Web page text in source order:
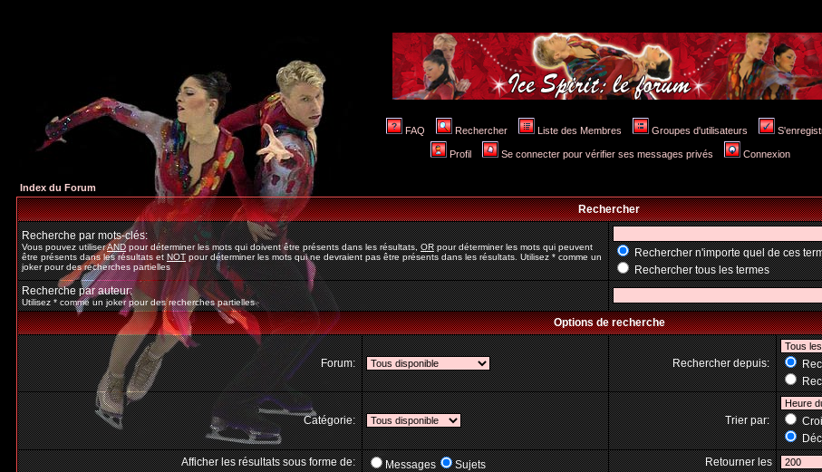
FAQ Rechercher Liste des Membres Groupes d'utilisateurs
Profil Se connecter pour vérifier ses messages privés Connexion
Index du Forum
Rechercher
Recherche par mots-clés:
Vous pouvez utiliserANDpour déterminer les mots qui doivent être présents dans les résultats,ORpour déterminer les mots qui peuvent
être présents dans les résultats etNOTpour déterminer les mots qui ne devraient pas être présents dans les résultats. Utilisez * comme un
joker pour des recherches partielles
Rechercher n'importe quel de ces
Rechercher tous les termes
Recherche par auteur:
Utilisez * comme un joker pour des recherches partielles
Options de recherche
Forum: Rechercher depuis:
Catégorie: Trier par:
Afficher les résultats sous forme de:
Messages Sujets Retourner les